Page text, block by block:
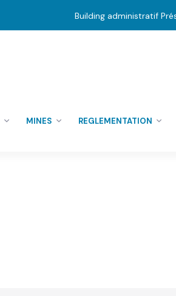
Building administratif
MINES REGLEMENTATION